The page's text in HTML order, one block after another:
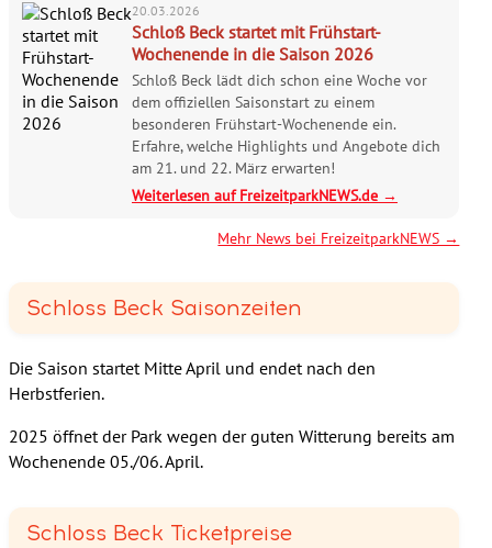
20.03.2026
Schloß Beck startet mit Frühstart-
Wochenende in die Saison 2026
Schloß Beck lädt dich schon eine Woche vor
dem offiziellen Saisonstart zu einem
besonderen Frühstart-Wochenende ein.
Erfahre, welche Highlights und Angebote dich
am 21. und 22. März erwarten!
Weiterlesen auf FreizeitparkNEWS.de →
Mehr News bei FreizeitparkNEWS →
Schloss Beck Saisonzeiten
Die Saison startet Mitte April und endet nach den
Herbstferien.
2025 öffnet der Park wegen der guten Witterung bereits am
Wochenende 05./06. April.
Schloss Beck Ticketpreise